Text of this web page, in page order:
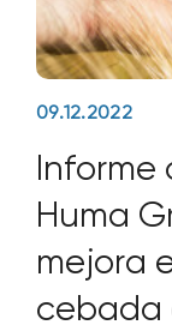
09.12.2022
Informe
Huma
mejora
cebada